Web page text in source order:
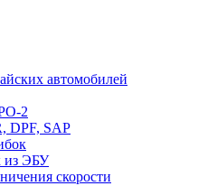
автомобилей
2
DPF, SAP
из ЭБУ
скорости